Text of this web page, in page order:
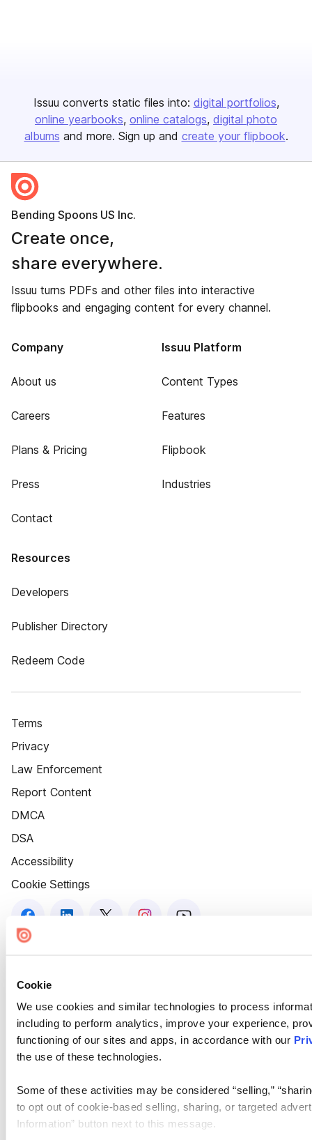
Cookie
We use cookies and similar technologies to process
including to perform analytics, improve your experience,
functioning of our sites and apps, in accordance with our
the use of these technologies.
Some of these activities may be considered “selling,”
to opt out of cookie-based selling, sharing, or targeted
Information” button next to this message.
Issuu converts static files into: digital portfolios
online yearbooks online catalogs digital photo
albums and more. Sign up and create your flipbook.
Bending Spoons US Inc.
Create once,
share everywhere.
Issuu turns PDFs and other files into interactive
flipbooks and engaging content for every channel.
Company
About us
Careers
Plans & Pricing
Press
Contact
Issuu Platform
Content Types
Features
Flipbook
Industries
Resources
Developers
Publisher Directory
Redeem Code
Terms
Privacy
Law Enforcement
Report Content
DMCA
DSA
Accessibility
Cookie Settings